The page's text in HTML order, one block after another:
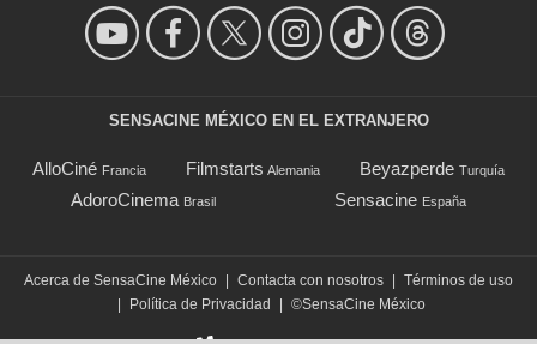
SENSACINE MÉXICO EN EL EXTRANJERO
AlloCiné Francia Filmstarts Alemania Beyazperde Turquía
AdoroCinema Brasil Sensacine España
Acerca de SensaCine México | Contacta con nosotros | Términos de uso
|
Política de Privacidad | ©SensaCine México